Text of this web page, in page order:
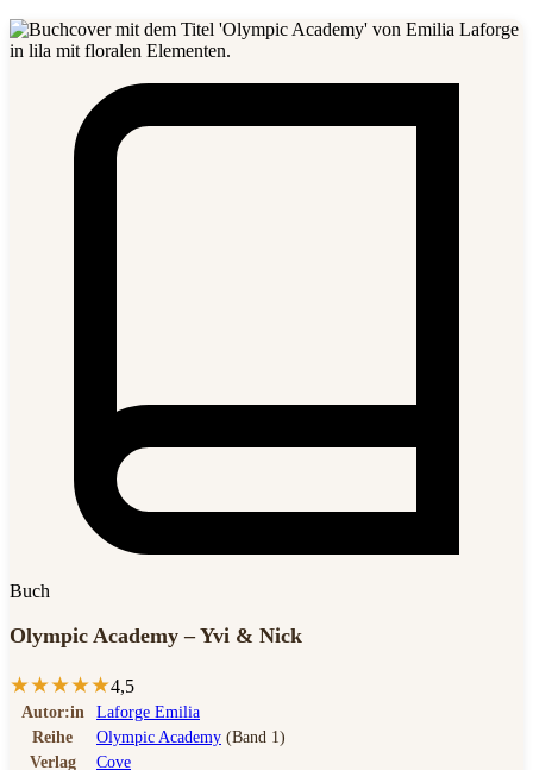
Buch
Olympic Academy – Yvi & Nick
★★★★★4,5
Autor:in
Laforge Emilia
Reihe
Olympic Academy (Band 1)
Verlag
Cove